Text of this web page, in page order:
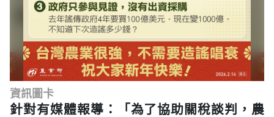
資訊圖卡
針對有媒體報導：「為了協助關稅談判，農